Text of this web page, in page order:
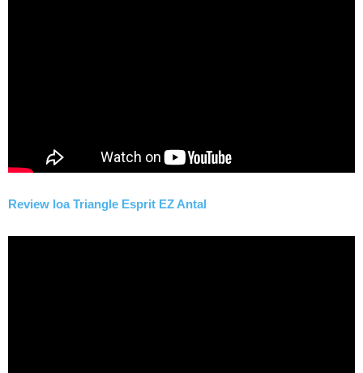
Review loa Triangle Esprit EZ Antal